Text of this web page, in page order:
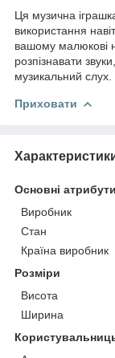
Ця музична
використання
вашому малюкові
розпізнавати
музикальний слух.
Приховати
Основні атрибути
Виробник
Стан
Країна виробник
Розміри
Висота
Ширина